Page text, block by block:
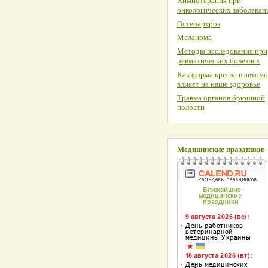
онкологических
Остеоартроз
Меланома
Методы исследования при
ревматических болезнях
Как форма кресла в
влияет на наше здоровье
Травма органов брюшной
полости
Медицинские праздники: